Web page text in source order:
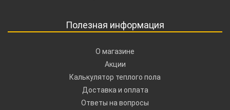
Полезная информация
О магазине
Акции
Калькулятор теплого пола
Доставка и оплата
Ответы на вопросы